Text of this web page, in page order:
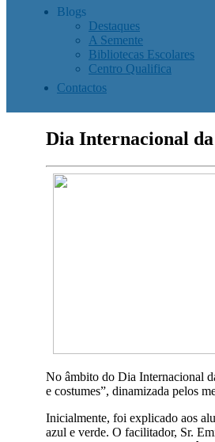
Blogs
Destaques
A Semente
Bibliotecas Escolares
Centro Qualifica
Contactos
Dia Internacional
No âmbito do Dia Internacional
e costumes”, dinamizada pelos
Inicialmente, foi explicado aos
azul e verde. O facilitador, Sr.